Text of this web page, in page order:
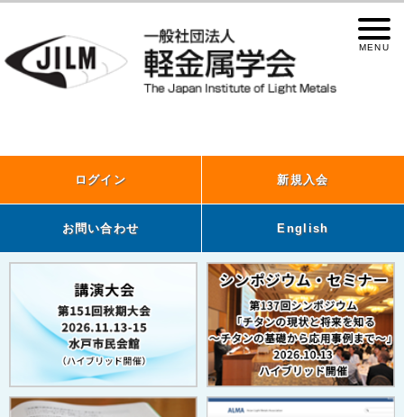
ログイン 新規入会
お問い合わせ English